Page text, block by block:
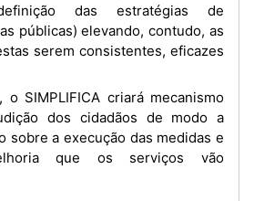
das estratégias de
públicas) elevando, contudo, as
serem consistentes, eficazes
dos cidadãos de modo a
sobre a execução das medidas e
que os serviços vão